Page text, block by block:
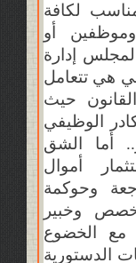
لكافة
أو
إدارة
هي تتعامل
حيث
الوظيفي
أما الشق
أموال
وحوكمة
وخبير
مع الخضوع
الدستورية